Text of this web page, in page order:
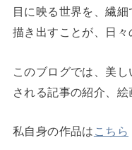
目に映る世界を、繊細
描き出すことが、日々
このブログでは、美
される記事の紹介、絵
私自身の作品は こちら